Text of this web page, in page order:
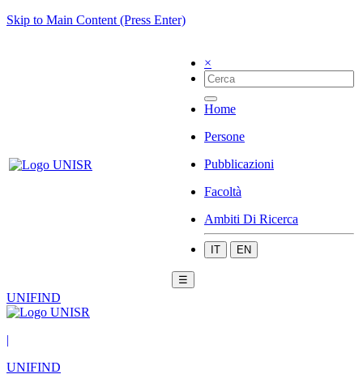
Skip to Main Content (Press Enter)
×
Home
Persone
Pubblicazioni
Facoltà
Ambiti Di Ricerca
IT EN
☰
UNIFIND
|
UNIFIND